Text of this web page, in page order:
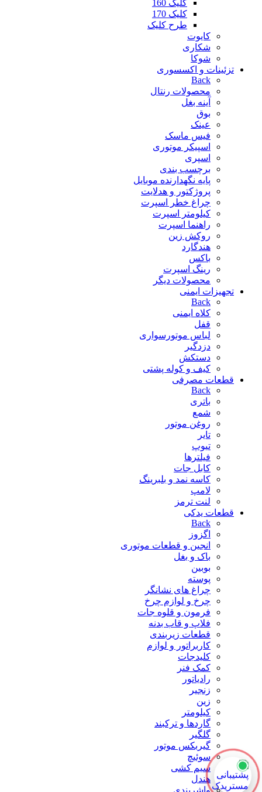
کلیک 160
کلیک 170
طرح کلیک
کایوت
شکاری
شوکا
تزئینات و اکسسوری
Back
محصولات رنتال
آینه بغل
بوق
عینک
فیس ماسک
اسپیکر موتوری
اسپری
برچسب بندی
پایه نگهدارنده موبایل
پروژکتور و هدلایت
چراغ خطر اسپرت
کیلومتر اسپرت
راهنما اسپرت
روکش زین
هندگارد
باکس
رینگ اسپرت
محصولات دیگر
تجهیزات ایمنی
Back
کلاه ایمنی
قفل
لباس موتورسواری
دزدگیر
دستکش
کیف و کوله پشتی
قطعات مصرفی
Back
باتری
شمع
روغن موتور
تایر
تیوپ
فیلترها
کابل جات
کاسه نمد و بلبرینگ
لامپ
لنت ترمز
قطعات یدکی
Back
اگزوز
انجین و قطعات موتوری
باک و بغل
بوبین
پوسته
چراغ های نشانگر
چرخ و لوازم چرخ
فرمون و قلوه جات
فلاپ و قاب بدنه
قطعات زیربندی
کاربراتور و لوازم
کلیدجات
کمک فنر
رادیاتور
زنجیر
زین
کیلومتر
گاردها و ترکبند
گلگیر
گیربکس موتور
سوئیچ
سیم کشی
هندل
واشربندی